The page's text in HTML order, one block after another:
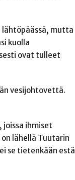
lähtöpäässä, mutta
kuolla
ovat tulleet
vesijohtovettä.
joissa ihmiset
lähellä Tuutarin
se tietenkään estä